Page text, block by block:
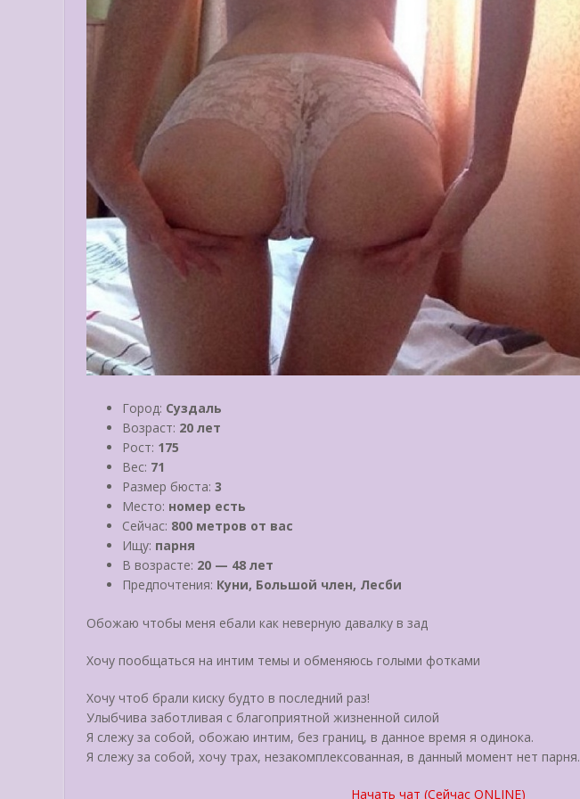
Город: Суздаль
Возраст: 20 лет
Рост: 175
Вес: 71
Размер бюста: 3
Место: номер есть
Сейчас: 800 метров от вас
Ищу: парня
В возрасте: 20 — 48 лет
Предпочтения: Куни, Большой член, Лесби
Обожаю чтобы меня ебали как неверную давалку в зад
Хочу пообщаться на интим темы и обменяюсь голыми фотками
Хочу чтоб брали киску будто в последний раз!
Улыбчива заботливая с благоприятной жизненной силой
Я слежу за собой, обожаю интим, без границ, в данное время я одинока.
Я слежу за собой, хочу трах, незакомплексованная, в данный момент нет парня.
Начать чат (Сейчас ONLINE)